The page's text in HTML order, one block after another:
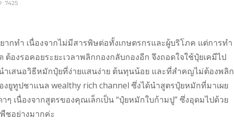
7425
กทำ เนื่องจากไม่มีสารพิษต่อทั้งเกษตรกรและผู้บริโภค แต่การทำ
องรอคอยระยะเวลาพลิกกองกลับกองอีก จึงถอดใจใช้ปุ๋ยเคมีไป
เสนอวิธีหมักปุ๋ยที่ง่ายแสนง่าย ต้นทุนน้อย และที่สำคญไม่ต้องพลิก
ยูทูปชาแนล wealthy rich channel ซึ่งได้นำสูตรปุ๋ยหมักที่มาเผย
เนื่องจากสูตรของคุณเล็กเป็น “ปุ๋ยหมักใบก้ามปู” ซึ่งอุดมไปด้วย
ชอย่างมากค่ะ